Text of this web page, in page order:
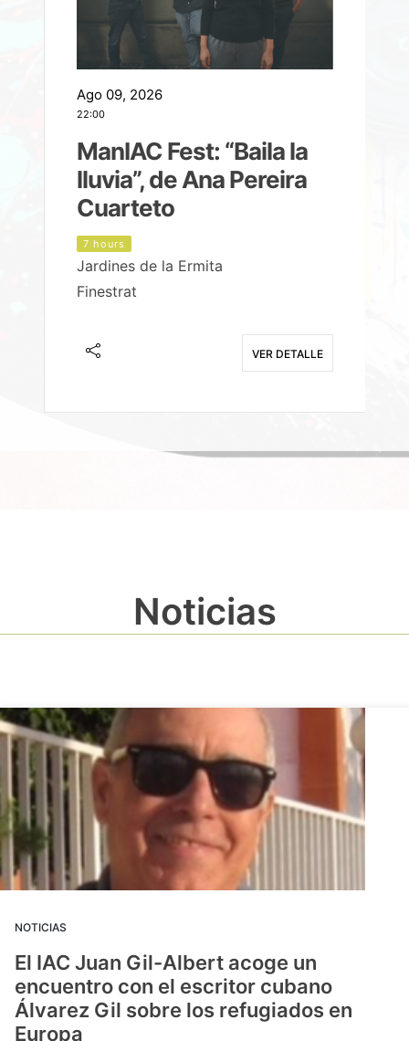
Ago 09, 2026
22:00
ManIAC Fest: “Baila la
lluvia”, de Ana Pereira
Cuarteto
7 hours
Jardines de la Ermita
Finestrat
VER DETALLE
Noticias
NOTICIAS
El IAC Juan Gil-Albert acoge un
encuentro con el escritor cubano
Álvarez Gil sobre los refugiados en
Europa